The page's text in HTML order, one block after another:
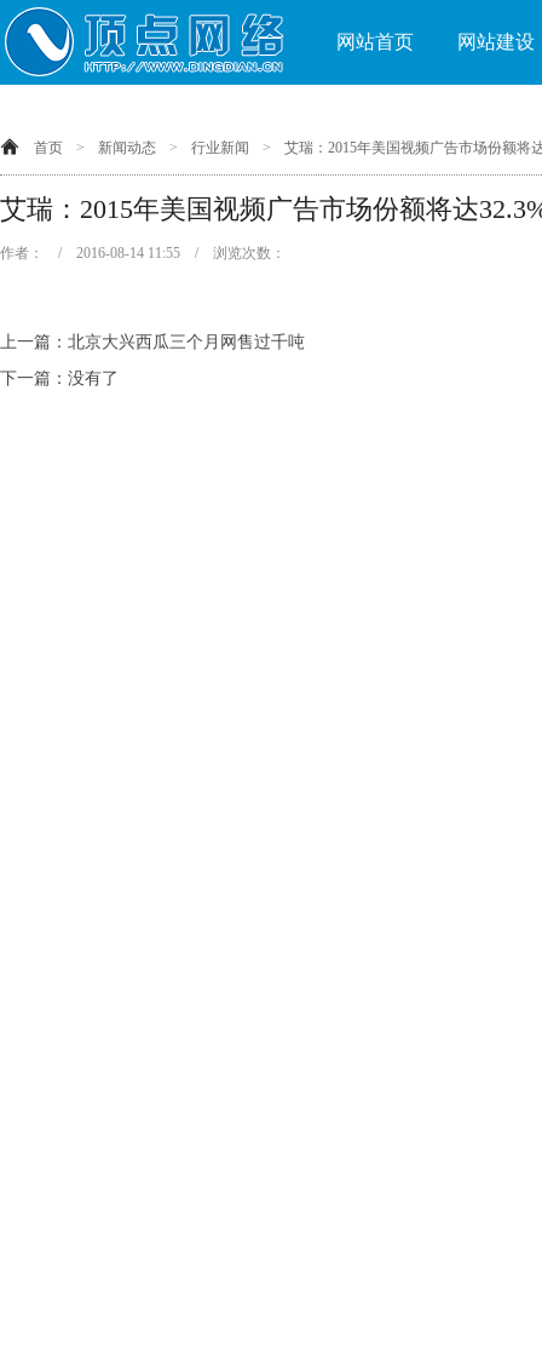
网站首页 网站建设
首页 > 新闻动态 > 行业新闻 > 艾瑞：2015年美国视频广告市场份额将
艾瑞：2015年美国视频广告市场份额将达
作者： / 2016-08-14 11:55 / 浏览次数：
上一篇： 北京大兴西瓜三个月网售过千吨
下一篇：没有了